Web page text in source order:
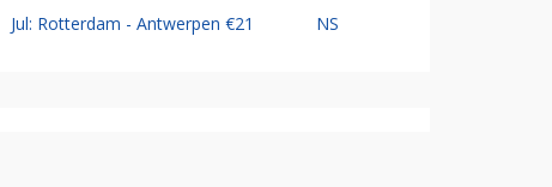
Jul: Rotterdam - Antwerpen €21 NS